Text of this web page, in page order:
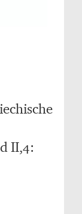
II,4: